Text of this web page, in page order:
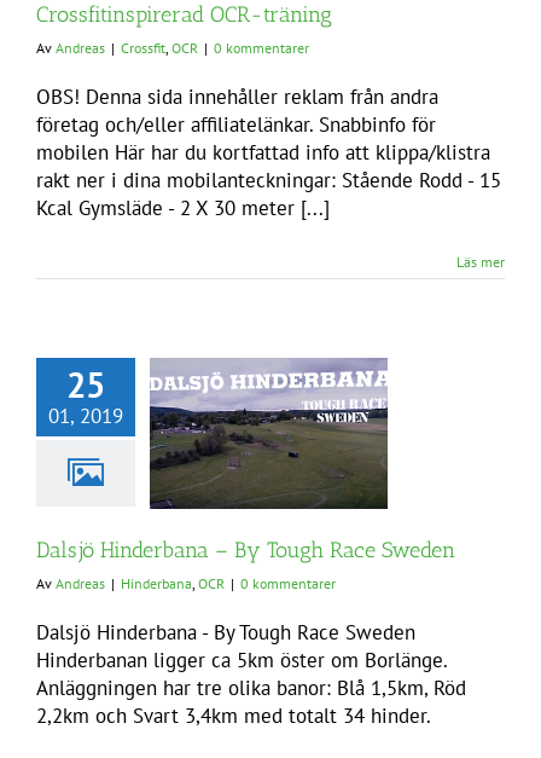
Crossfitinspirerad OCR-träning
Av Andreas | Crossfit, OCR | 0 kommentarer
OBS! Denna sida innehåller reklam från andra
företag och/eller affiliatelänkar. Snabbinfo för
mobilen Här har du kortfattad info att klippa/klistra
rakt ner i dina mobilanteckningar: Stående Rodd - 15
Kcal Gymsläde - 2 X 30 meter [...]
Läs mer
25
01, 2019
Dalsjö Hinderbana – By Tough Race Sweden
Av Andreas | Hinderbana OCR | 0 kommentarer
Dalsjö Hinderbana - By Tough Race Sweden
Hinderbanan ligger ca 5km öster om Borlänge.
Anläggningen har tre olika banor: Blå 1,5km, Röd
2,2km och Svart 3,4km med totalt 34 hinder.